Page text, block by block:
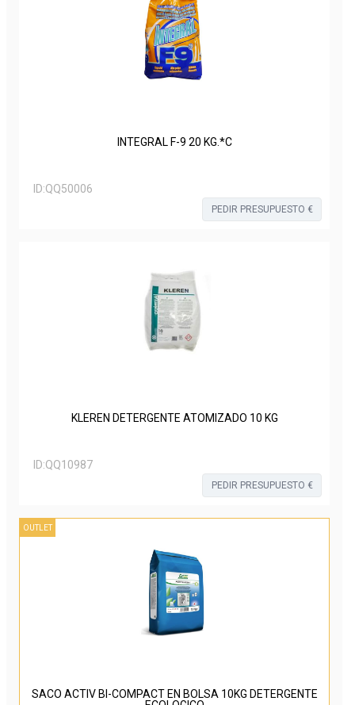
INTEGRAL F-9 20 KG.*C
ID:QQ50006
PEDIR PRESUPUESTO €
KLEREN DETERGENTE ATOMIZADO 10 KG
ID:QQ10987
PEDIR PRESUPUESTO €
OUTLET
SACO ACTIV BI-COMPACT EN BOLSA 10KG DETERGENTE